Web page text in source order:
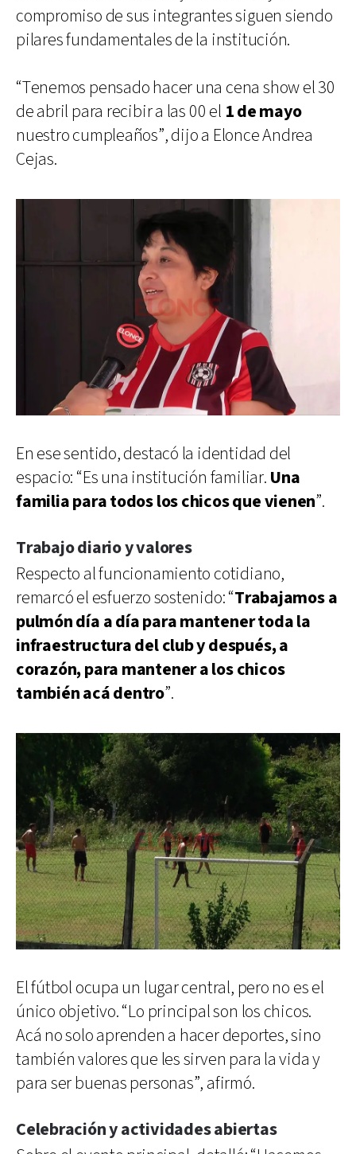
compromiso de sus integrantes siguen siendo
pilares fundamentales de la institución.
“Tenemos pensado hacer una cena show el 30
de abril para recibir a las 00 el 1 de mayo
nuestro cumpleaños”, dijo a Elonce Andrea
Cejas.
En ese sentido, destacó la identidad del
espacio: “Es una institución familiar. Una
familia para todos los chicos que vienen”.
Trabajo diario y valores
Respecto al funcionamiento cotidiano,
remarcó el esfuerzo sostenido: “Trabajamos a
pulmón día a día para mantener toda la
infraestructura del club y después, a
corazón, para mantener a los chicos
también acá dentro”.
El fútbol ocupa un lugar central, pero no es el
único objetivo. “Lo principal son los chicos.
Acá no solo aprenden a hacer deportes, sino
también valores que les sirven para la vida y
para ser buenas personas”, afirmó.
Celebración y actividades abiertas